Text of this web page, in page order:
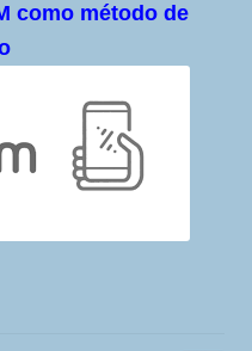
como método de